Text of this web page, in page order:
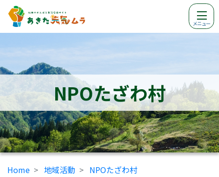
メニュー
NPOたざわ村
Home 地域活動 NPOたざわ村